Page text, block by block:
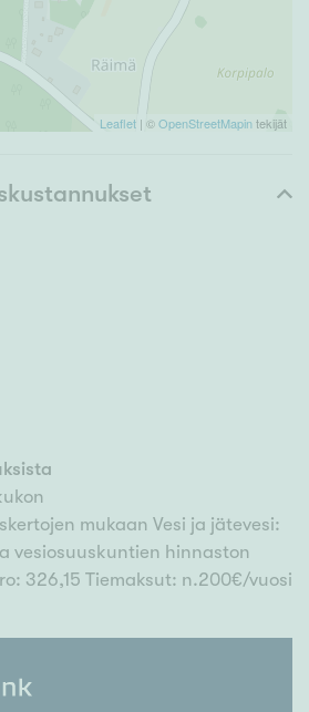
Leaflet | ©OpenStreetMapintekijät
mukaan Vesi ja jätevesi:
vesiosuuskuntien hinnaston
326,15 Tiemaksut: n.200€/vuosi